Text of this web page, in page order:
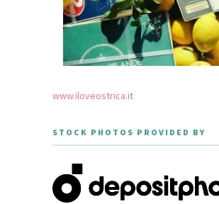
www.iloveostrica.it
STOCK PHOTOS PROVIDED BY